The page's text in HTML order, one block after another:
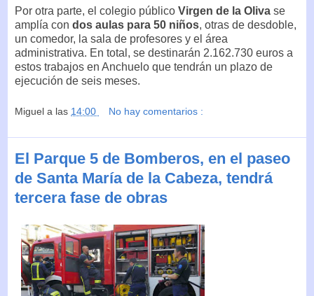
Por otra parte, el colegio público Virgen de la Oliva se
amplía con dos aulas para 50 niños, otras de desdoble,
un comedor, la sala de profesores y el área
administrativa. En total, se destinarán 2.162.730 euros a
estos trabajos en Anchuelo que tendrán un plazo de
ejecución de seis meses.
Miguel a las 14:00 No hay comentarios :
El Parque 5 de Bomberos, en el paseo
de Santa María de la Cabeza, tendrá
tercera fase de obras